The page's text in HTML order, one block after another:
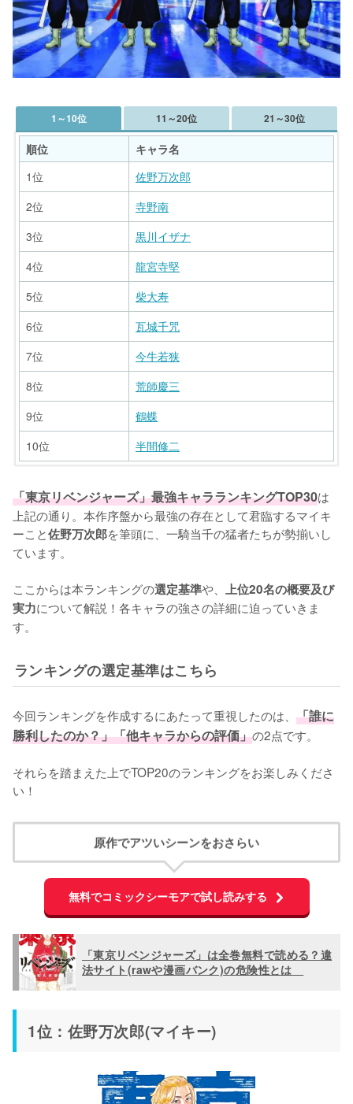
1～10位
順位
キャラ名
1位
佐野万次郎
2位
寺野南
3位
黒川イザナ
4位
龍宮寺堅
5位
柴大寿
6位
瓦城千咒
7位
今牛若狭
8位
荒師慶三
9位
鶴蝶
10位
半間修二
11～20位
11位
場地圭介
12位
武藤泰宏
14位
林田春樹
15位
17位
松野千冬
18位
望月莞爾
19位
柴八戒
20位
灰谷兄弟
21～30位
21位
花垣武道
22位
三途春千夜
24位
長内信高
25位
27位
羽宮一虎
28位
九井一
29位
斑目獅音
30位
稀咲鉄太
「東京リベンジャーズ」最強キャラランキングTOP30は
上記の通り。本作序盤から最強の存在として君臨するマイキ
ーこと佐野万次郎を筆頭に、一騎当千の猛者たちが勢揃いし
ています。
ここからは本ランキングの選定基準や、 上位20名の概要及び
実力について解説！各キャラの強さの詳細に迫っていきま
す。
ランキングの選定基準はこちら
今回ランキングを作成するにあたって重視したのは、 「誰に
勝利したのか？」「他キャラからの評価」の2点です。
それらを踏まえた上でTOP20のランキングをお楽しみくださ
い！
原作でアツいシーンをおさらい
無料でコミックシーモアで試し読みする
「東京リベンジャーズ」は全巻無料で読める？違
法サイト(rawや漫画バンク)の危険性とは
1位：佐野万次郎(マイキー)